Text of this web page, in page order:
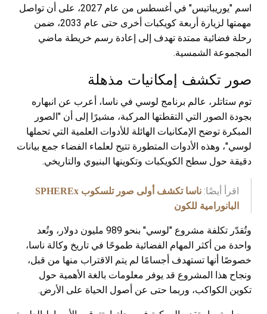
اسم "يوريباتيس" في أغسطس من عام 2027، على أن تواصل
مهمتها لزيارة أربعة كويكبات أخرى حتى عام 2033، ضمن
رحلة فضائية ممتدة تهدف إلى إعادة رسم خريطة ماضي
المجموعة الشمسية.
صور تكشف إمكانيات مذهلة
توم ستاتلر، عالم برنامج لوسي في ناسا، أعرب عن انبهاره
بجودة الصور التي التقطتها المركبة، مشيرًا إلى أن "الصور
المبكرة توضح الإمكانيات الهائلة للأدوات العلمية التي تحملها
لوسي"، وهذه الأدوات المتطورة تتيح لعلماء الفضاء جمع بيانات
دقيقة حول سطح الكويكبات وتكوينها البنيوي والتاريخي.
اقرأ أيضًا:
ناسا تكشف أولى صور تلسكوب SPHEREx
البانورامية للكون
وتُقدّر تكلفة مشروع "لوسي" بنحو 989 مليون دولار، وتُعد
واحدة من أكثر المهام الفضائية طموحًا في تاريخ وكالة ناسا،
خصوصًا أنها تستهدف أجسامًا لم يتم الاقتراب منها من قبل،
ونجاح هذا المشروع قد يوفر معلومات بالغة الأهمية حول
تكوين الكواكب، وربما حتى عن أصول الحياة على الأرض.